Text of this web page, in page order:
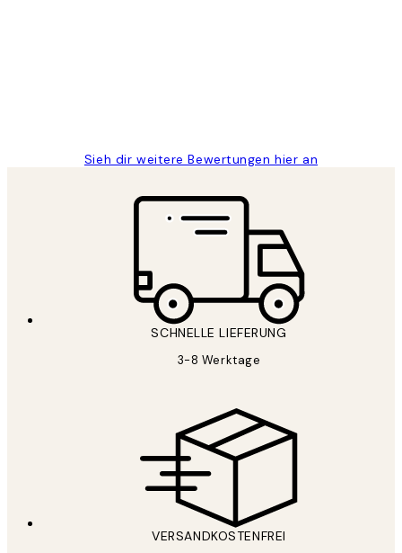
Sieh dir weitere Bewertungen hier an
SCHNELLE LIEFERUNG
3-8 Werktage
VERSANDKOSTENFREI